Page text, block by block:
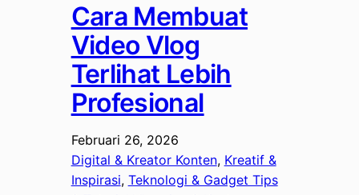
Cara Membuat
Video Vlog
Terlihat Lebih
Profesional
Februari 26, 2026
Digital & Kreator Konten, Kreatif &
Inspirasi, Teknologi & Gadget Tips